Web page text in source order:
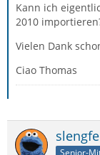
Kann ich
2010
Vielen Dank
Ciao Thomas
slengfe
Senior-